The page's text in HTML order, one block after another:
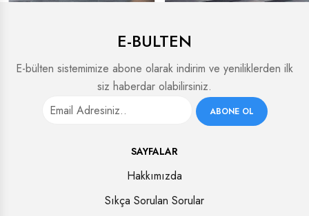
E-BULTEN
E-bülten sistemimize abone olarak indirim ve yeniliklerden ilk
siz haberdar olabilirsiniz.
ABONE OL
SAYFALAR
Hakkımızda
Sıkça Sorulan Sorular